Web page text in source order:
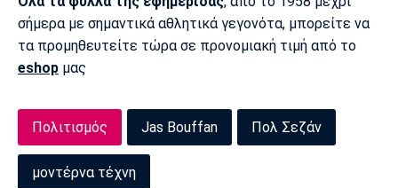
σήμερα με σημαντικά αθλητικά γεγονότα, μπορείτε να
τα προμηθευτείτε τώρα σε προνομιακή τιμή από το
eshop μας
Πολιτισμός Jas Bouffan Πολ Σεζάν
μοντέρνα τέχνη